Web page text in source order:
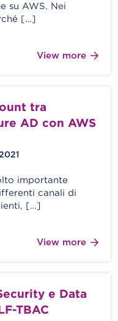
su AWS. Nei
[…]
View more
tra
AD con AWS
importante
canali di
[…]
View more
e Data
TBAC